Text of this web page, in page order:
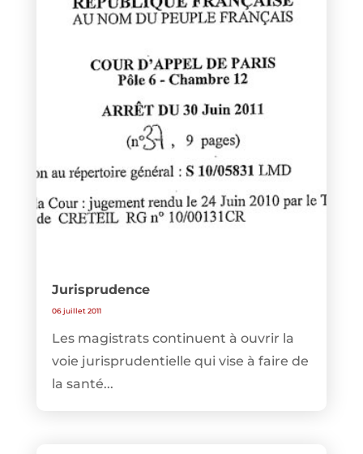
Jurisprudence
06 juillet 2011
Les magistrats continuent à ouvrir la
voie jurisprudentielle qui vise à faire de
la santé...